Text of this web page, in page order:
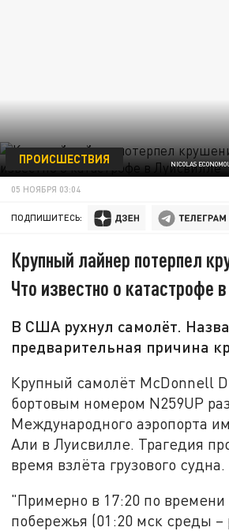
NICOLAS
ПРОИСШЕСТВИЯ
05 НОЯБРЯ 03:04
ПОДПИШИТЕСЬ:
Крупный лайнер потерпел
Что известно о катастрофе
В США рухнул самолёт.
предварительная причина
Крупный самолёт McDonnell
бортовым номером N259UP
Международного аэропорта
Али в Луисвилле. Трагедия
время взлёта грузового судна.
"Примерно в 17:20 по времени
побережья (01:20 мск среды –